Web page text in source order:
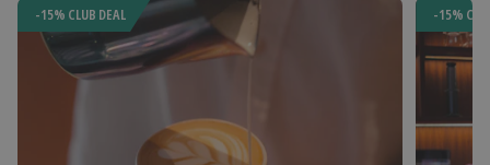
-15% CLUB DEAL -15%